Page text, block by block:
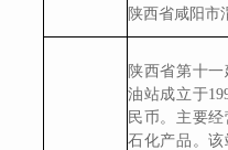
陕西省咸阳市
陕西省第十
油站成立于
民币。主要经
石化产品。该